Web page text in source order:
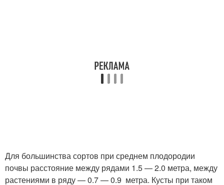
Для большинства сортов при среднем плодородии
почвы расстояние между рядами 1.5 — 2.0 метра, между
растениями в ряду — 0.7 — 0.9 метра. Кусты при таком